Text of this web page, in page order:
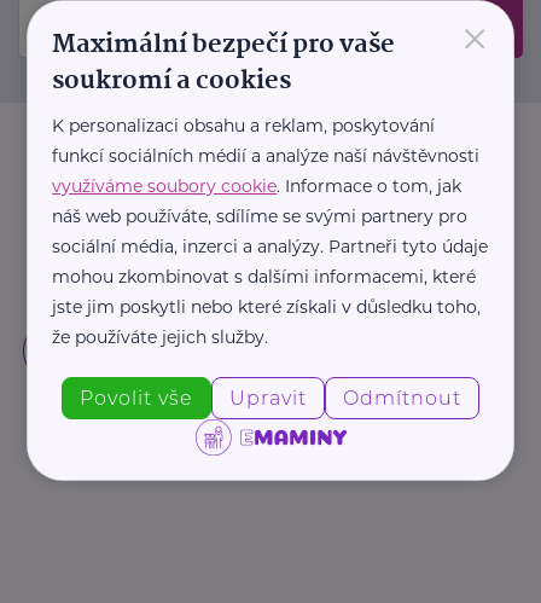
Odeslat
×
Maximální bezpečí pro vaše
soukromí a cookies
K personalizaci obsahu a reklam, poskytování
funkcí sociálních médií a analýze naší návštěvnosti
využíváme soubory cookie. Informace o tom, jak
náš web používáte, sdílíme se svými partnery pro
sociální média, inzerci a analýzy. Partneři tyto údaje
mohou zkombinovat s dalšími informacemi, které
jste jim poskytli nebo které získali v důsledku toho,
že používáte jejich služby.
Povolit vše Upravit Odmítnout